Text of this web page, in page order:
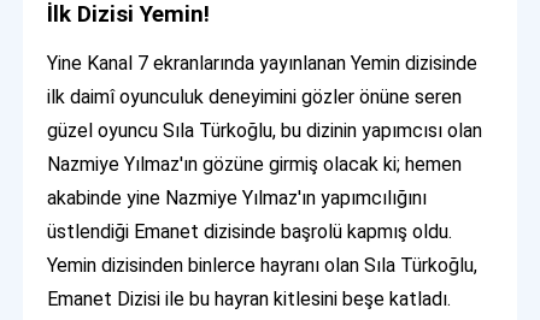
İlk Dizisi Yemin!
Yine Kanal 7 ekranlarında yayınlanan Yemin dizisinde
ilk daimî oyunculuk deneyimini gözler önüne seren
güzel oyuncu Sıla Türkoğlu, bu dizinin yapımcısı olan
Nazmiye Yılmaz'ın gözüne girmiş olacak ki; hemen
akabinde yine Nazmiye Yılmaz'ın yapımcılığını
üstlendiği Emanet dizisinde başrolü kapmış oldu.
Yemin dizisinden binlerce hayranı olan Sıla Türkoğlu,
Emanet Dizisi ile bu hayran kitlesini beşe katladı.